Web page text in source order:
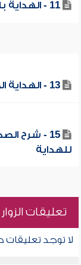
11 - الهداية بالوحي
13 - الهداية المطلقة
15 - شرح
للهداية
تعليقات الزوار
لا توجد تعليقات